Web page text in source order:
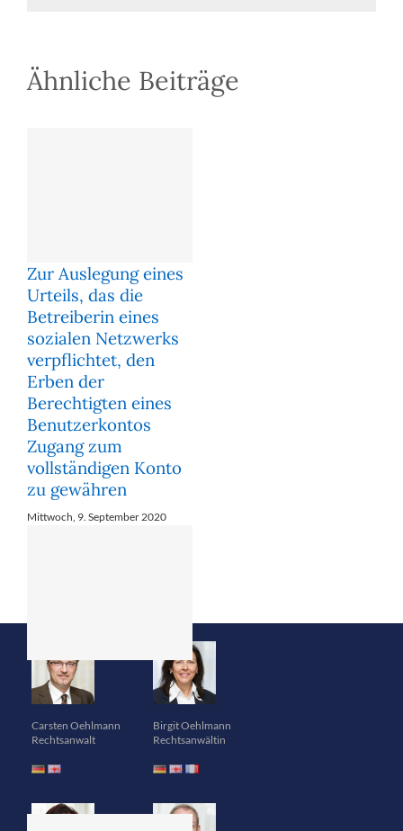
Ähnliche Beiträge
Zur Auslegung eines
Urteils, das die
Betreiberin eines
sozialen Netzwerks
verpflichtet, den
Erben der
Berechtigten eines
Benutzerkontos
Zugang zum
vollständigen Konto
zu gewähren
Mittwoch, 9. September 2020
BGH zum Wegfall
der
einer Schenkung bei
Lebensgemeinschaft
Dienstag, 18. Juni 2019
Carsten Oehlmann
Rechtsanwalt
Birgit Oehlmann
Rechtsanwältin